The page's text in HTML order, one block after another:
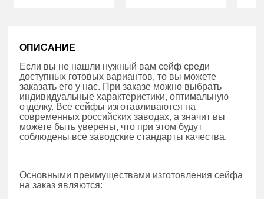
ОПИСАНИЕ
Если вы не нашли нужный вам сейф среди
доступных готовых вариантов, то вы можете
заказать его у нас. При заказе можно выбрать
индивидуальные характеристики, оптимальную
отделку. Все сейфы изготавливаются на
современных российских заводах, а значит вы
можете быть уверены, что при этом будут
соблюдены все заводские стандарты качества.
Основными преимуществами изготовления сейфа
на заказ являются: